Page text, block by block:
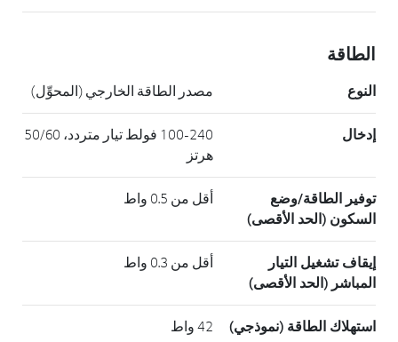
الطاقة
النوع مصدر الطاقة الخارجي (المحوِّل)
إدخال
100-240 فولط تيار متردد، 50/60
هرتز
توفير الطاقة/وضع
السكون (الحد الأقصى)
أقل من 0.5 واط
إيقاف تشغيل التيار
المباشر (الحد الأقصى)
أقل من 0.3 واط
استهلاك الطاقة (نموذجي) 42 واط